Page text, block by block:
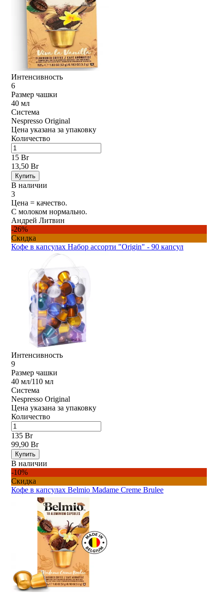
Интенсивность
6
Размер чашки
40 мл
Система
Nespresso Original
Цена указана за упаковку
Количество
15 Br
13,50 Br
Купить
В наличии
3
Цена = качество.
С молоком нормально.
Андрей Литвин
-26%
Скидка
Кофе в капсулах Набор ассорти "Origin" - 90 капсул
Интенсивность
9
Размер чашки
40 мл/110 мл
Система
Nespresso Original
Цена указана за упаковку
Количество
135 Br
99,90 Br
Купить
В наличии
-10%
Скидка
Кофе в капсулах Belmio Madame Creme Brulee